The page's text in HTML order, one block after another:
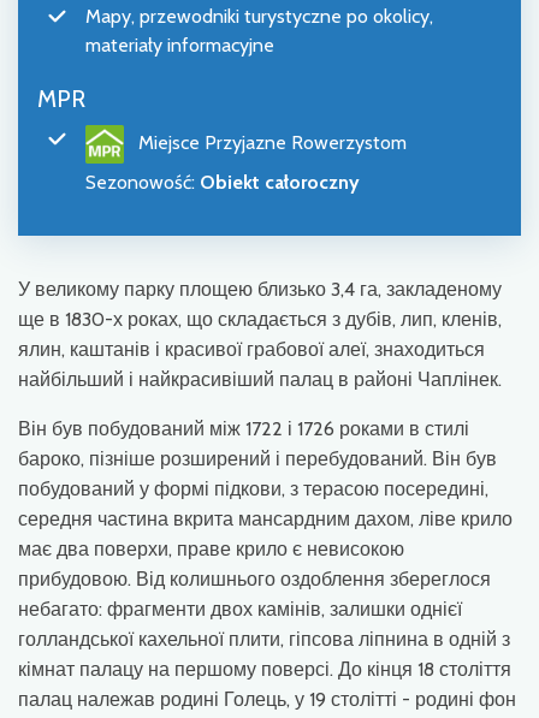
Mapy, przewodniki turystyczne po okolicy,
materiały informacyjne
MPR
Miejsce Przyjazne Rowerzystom
Sezonowość: Obiekt całoroczny
У великому парку площею близько 3,4 га, закладеному
ще в 1830-х роках, що складається з дубів, лип, кленів,
ялин, каштанів і красивої грабової алеї, знаходиться
найбільший і найкрасивіший палац в районі Чаплінек.
Він був побудований між 1722 і 1726 роками в стилі
бароко, пізніше розширений і перебудований. Він був
побудований у формі підкови, з терасою посередині,
середня частина вкрита мансардним дахом, ліве крило
має два поверхи, праве крило є невисокою
прибудовою. Від колишнього оздоблення збереглося
небагато: фрагменти двох камінів, залишки однієї
голландської кахельної плити, гіпсова ліпнина в одній з
кімнат палацу на першому поверсі. До кінця 18 століття
палац належав родині Голець, у 19 столітті - родині фон